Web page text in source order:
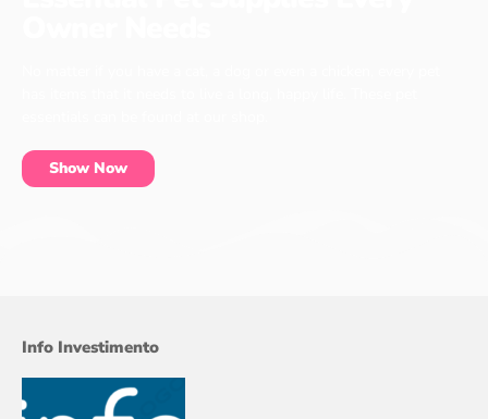
Show Now
Info Investimento